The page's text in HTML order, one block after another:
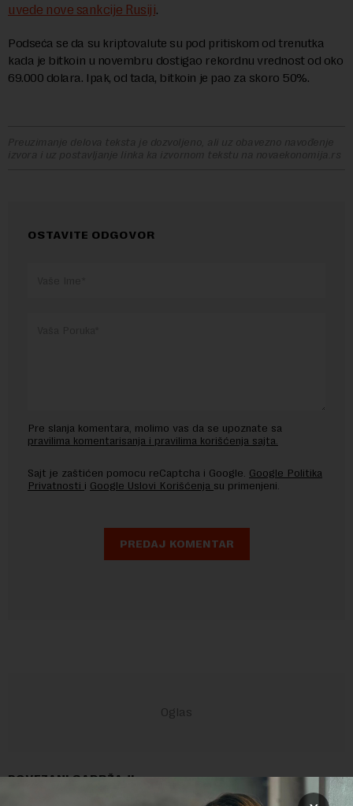
uvede nove sankcije Rusiji.
Podseća se da su kriptovalute su pod pritiskom od trenutka
kada je bitkoin u novembru dostigao rekordnu vrednost od oko
69.000 dolara. Ipak, od tada, bitkoin je pao za skoro 50%.
Preuzimanje delova teksta je dozvoljeno, ali uz obavezno navođenje
izvora i uz postavljanje linka ka izvornom tekstu na novaekonomija.rs
OSTAVITE ODGOVOR
Pre slanja komentara, molimo vas da se upoznate sa
pravilima komentarisanja i pravilima korišćenja sajta.
Sajt je zaštićen pomocu reCaptcha i Google. Google Politika
Privatnosti i Google Uslovi Korišćenja su primenjeni.
POVEZANI SADRŽAJI